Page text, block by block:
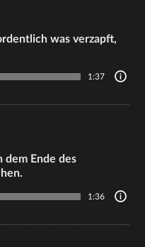
was verzapft,
1:37
dem Ende des
1:36